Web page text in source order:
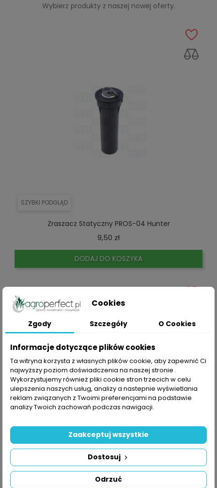
Wybierz produkty z naszej nowej oferty.
SZYBKI PODGLĄD
Zraszacz Statyczny PROS-04 Hunter
9,50 złCena
DODAJ DO KOSZYKA
Trójnik Redukcyjny 25 X 20 X 25
Cookies
Zgody Szczegóły O Cookies
Informacje dotyczące plików cookies
Ta witryna korzysta z własnych plików cookie, aby zapewnić Ci
najwyższy poziom doświadczenia na naszej stronie .
Wykorzystujemy również pliki cookie stron trzecich w celu
ulepszenia naszych usług, analizy a nastepnie wyświetlania
reklam związanych z Twoimi preferencjami na podstawie
analizy Twoich zachowań podczas nawigacji.
Odrzuć
Dostosuj
Zaakceptuj wszystkie